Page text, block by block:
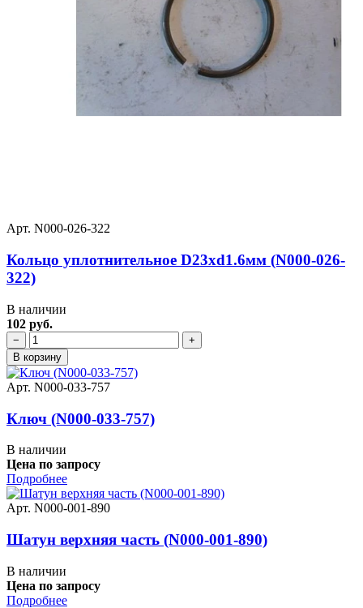
Арт. N000-026-322
Кольцо уплотнительное D23хd1.6мм (N000-026-
322)
В наличии
102 руб.
−
+
В корзину
Арт. N000-033-757
Ключ (N000-033-757)
В наличии
Цена по запросу
Подробнее
Арт. N000-001-890
Шатун верхняя часть (N000-001-890)
В наличии
Цена по запросу
Подробнее